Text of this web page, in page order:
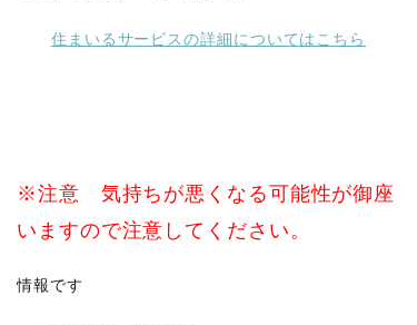
住まいるサービスの詳細についてはこちら
※注意 気持ちが悪くなる可能性が御座
いますので注意してください。
情報です